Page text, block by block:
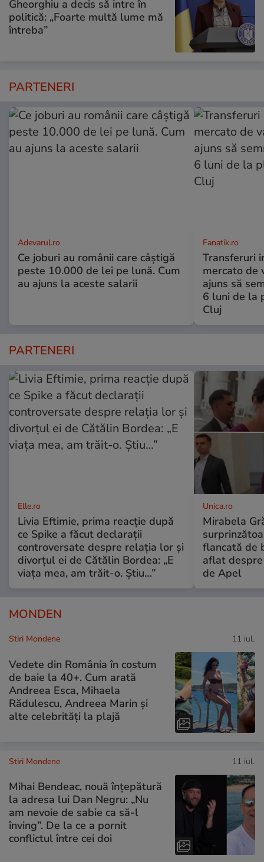
Gheorghiu a decis să intre în
politică: „Foarte multă lume mă
întreba”
PARTENERI
Adevarul.ro
Ce joburi au românii care câștigă
peste 10.000 de lei pe lună. Cum
au ajuns la aceste salarii
Fanatik.ro
Transferuri
mercato de
ajuns să
6 luni de la
Cluj
PARTENERI
Elle.ro
Livia Eftimie, prima reacție după
ce Spike a făcut declarații
controversate despre relația lor și
divorțul ei de Cătălin Bordea: „E
viața mea, am trăit-o. Știu…”
Unica.ro
Mirabela
flancată de
aflat
de Apel
MONDEN
Stiri Mondene 11 iul.
Vedete din România în costum
de baie la 40+. Cum arată
Andreea Esca, Mihaela
Rădulescu, Andreea Marin și
alte celebrități la plajă
Stiri Mondene 11 iul.
Mihai Bendeac, nouă înțepătură
la adresa lui Dan Negru: „Nu
am nevoie de sabie ca să-l
înving”. De la ce a pornit
conflictul între cei doi